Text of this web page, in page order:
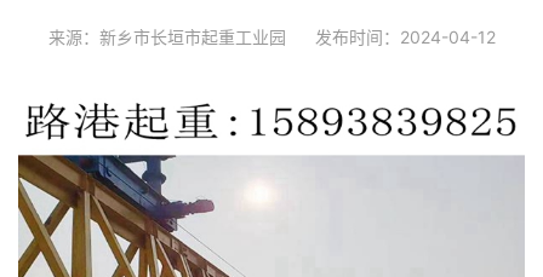
来源：新乡市长垣市起重工业园 发布时间：2024-04-12